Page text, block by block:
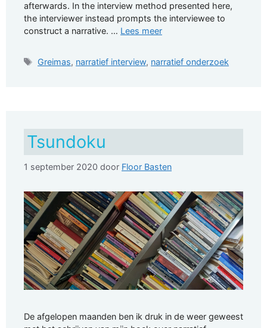
afterwards. In the interview method presented here,
the interviewer instead prompts the interviewee to
construct a narrative. … Lees meer
Tags
Greimas, narratief interview, narratief onderzoek
Tsundoku
1 september 2020 door Floor Basten
De afgelopen maanden ben ik druk in de weer geweest